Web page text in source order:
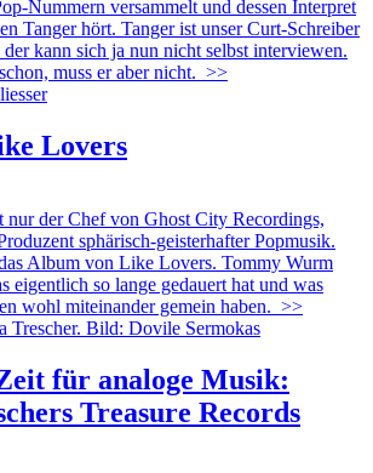
Nummern versammelt und dessen Interpret
Tanger hört. Tanger ist unser Curt-Schreiber
kann sich ja nun nicht selbst interviewen.
muss er aber nicht. >>
Lovers
nur der Chef von Ghost City Recordings,
sphärisch-geisterhafter Popmusik.
Album von Like Lovers. Tommy Wurm
eigentlich so lange gedauert hat und was
wohl miteinander gemein haben. >>
für analoge Musik:
Treasure Records